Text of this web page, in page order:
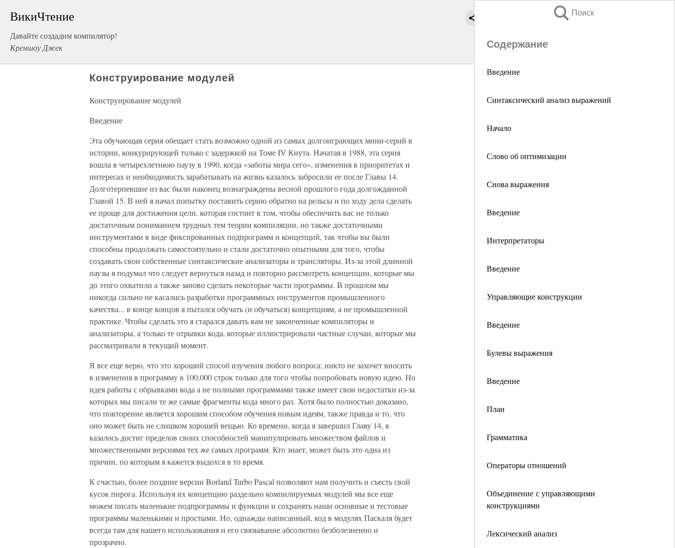
ВикиЧтение
Давайте создадим компилятор!
Креншоу Джек
Поиск
Содержание
Введение
Синтаксический анализ выражений
Начало
Слово об оптимизации
Снова выражения
Введение
Интерпретаторы
Введение
Управляющие конструкции
Введение
Булевы выражения
Введение
План
Грамматика
Операторы отношений
Объединение с управляющими
конструкциями
Лексический анализ
Конструирование модулей
Конструирование модулей
Введение
Эта обучающая серия обещает стать возможно одной из самых долгоиграющих мини-серий в
истории, конкурирующей только с задержкой на Томе IV Кнута. Начатая в 1988, эта серия
вошла в четырехлетнюю паузу в 1990, когда «заботы мира сего», изменения в приоритетах и
интересах и необходимость зарабатывать на жизнь казалось забросили ее после Главы 14.
Долготерпевшие из вас были наконец вознаграждены весной прошлого года долгожданной
Главой 15. В ней я начал попытку поставить серию обратно на рельсы и по ходу дела сделать
ее проще для достижения цели, которая состоит в том, чтобы обеспечить вас не только
достаточным пониманием трудных тем теории компиляции, но также достаточными
инструментами в виде фиксированных подпрограмм и концепций, так чтобы вы были
способны продолжать самостоятельно и стали достаточно опытными для того, чтобы
создавать свои собственные синтаксические анализаторы и трансляторы. Из-за этой длинной
паузы я подумал что следует вернуться назад и повторно рассмотреть концепции, которые мы
до этого охватили а также заново сделать некоторые части программы. В прошлом мы
никогда сильно не касались разработки программных инструментов промышленного
качества... в конце концов я пытался обучать (и обучаться) концепциям, а не промышленной
практике. Чтобы сделать это я старался давать вам не законченные компиляторы и
анализаторы, а только те отрывки кода, которые иллюстрировали частные случаи, которые мы
рассматривали в текущий момент.
Я все еще верю, что это хороший способ изучения любого вопроса; никто не захочет вносить
в изменения в программу в 100,000 строк только для того чтобы попробовать новую идею. Но
идея работы с обрывками кода а не полными программами также имеет свои недостатки из-за
которых мы писали те же самые фрагменты кода много раз. Хотя было полностью доказано,
что повторение является хорошим способом обучения новым идеям, также правда и то, что
оно может быть не слишком хорошей вещью. Ко времени, когда я завершил Главу 14, я
казалось достиг пределов своих способностей манипулировать множеством файлов и
множественными версиями тех же самых программ. Кто знает, может быть это одна из
причин, по которым я кажется выдохся в то время.
К счастью, более поздние версии Borland Turbo Pascal позволяют нам получить и съесть свой
кусок пирога. Используя их концепцию раздельно компилируемых модулей мы все еще
можем писать маленькие подпрограммы и функции и сохранять наши основные и тестовые
программы маленькими и простыми. Но, однажды написанный, код в модулях Паскаля будет
всегда там для нашего использования и его связывание абсолютно безболезненно и
прозрачно.